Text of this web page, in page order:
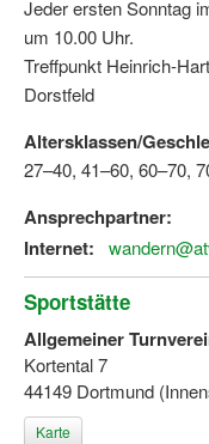
Jeder ersten Sonntag
um 10.00 Uhr.
Treffpunkt Heinrich-
Dorstfeld
Altersklassen/
27–40, 41–60, 60–70,
Ansprechpartner:
Internet:
Sportstätte
Allgemeiner
Kortental 7
44149 Dortmund
Karte